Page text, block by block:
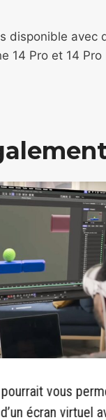
disponible avec
14 Pro et 14 Pro
vous
écran virtuel